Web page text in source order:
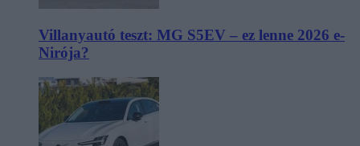
Villanyautó teszt: MG S5EV – ez lenne 2026 e-
Nirója?